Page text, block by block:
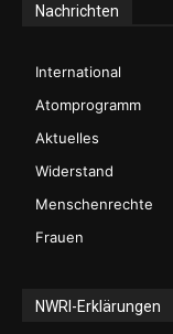
Nachrichten
International
Atomprogramm
Aktuelles
Widerstand
Menschenrechte
Frauen
NWRI-Erklärungen